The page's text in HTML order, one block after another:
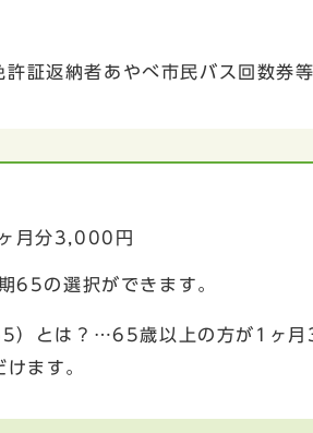
証返納者あやべ市民バス回数券
月分3,000円
65の選択ができます。
）とは？…65歳以上の方が1ヶ
ます。